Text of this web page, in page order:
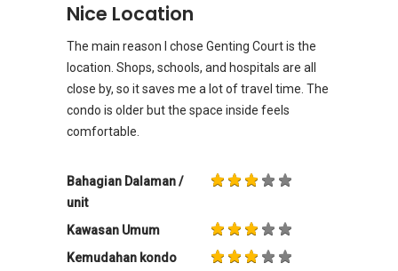
Nice Location
The main reason I chose Genting Court is the
location. Shops, schools, and hospitals are all
close by, so it saves me a lot of travel time. The
condo is older but the space inside feels
comfortable.
Bahagian Dalaman /
unit
Kawasan Umum
Kemudahan kondo